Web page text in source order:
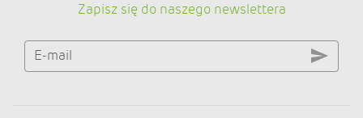
Zapisz się do naszego newslettera
E-mail